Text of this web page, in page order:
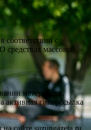
соответствии с
массовой
материалов,
активная гиперссылка